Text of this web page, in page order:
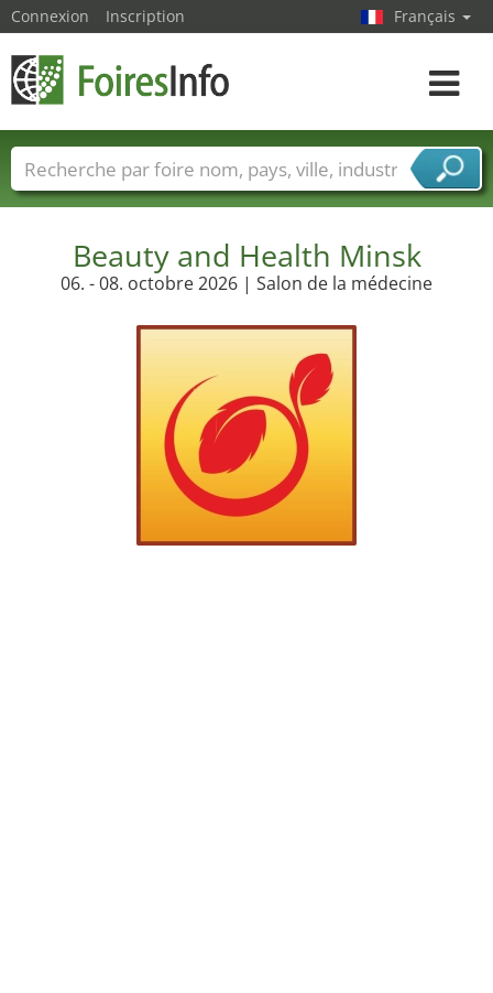
Beauty and Health Minsk
06. - 08. octobre 2026 | Salon de la médecine
Connexion Inscription Français
Toggle
Foire noms Pays Villes
Secteurs de foire